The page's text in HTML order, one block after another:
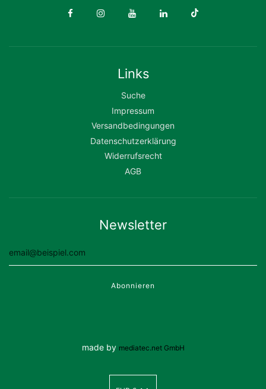
Links
Suche
Impressum
Versandbedingungen
Datenschutzerklärung
Widerrufsrecht
AGB
Newsletter
made by mediatec.net GmbH